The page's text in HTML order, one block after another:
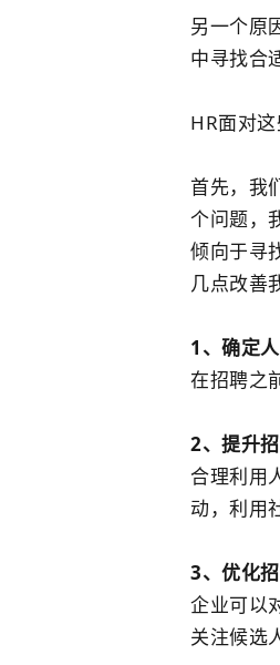
另一个原
中寻找合
HR面对
首先，我
个问题，
倾向于寻
几点改善
1、确定
在招聘之
2、提升
合理利用
动，利用
3、优化
企业可以
关注候选